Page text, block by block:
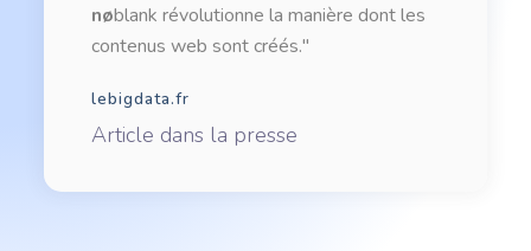
nøblank révolutionne la manière dont les
contenus web sont créés."
lebigdata.fr
Article dans la presse